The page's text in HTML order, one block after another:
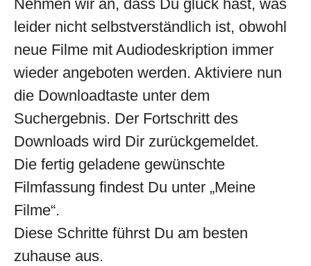
Nehmen wir an, dass Du glück hast, was
leider nicht selbstverständlich ist, obwohl
neue Filme mit Audiodeskription immer
wieder angeboten werden. Aktiviere nun
die Downloadtaste unter dem
Suchergebnis. Der Fortschritt des
Downloads wird Dir zurückgemeldet.
Die fertig geladene gewünschte
Filmfassung findest Du unter „Meine
Filme“.
Diese Schritte führst Du am besten
zuhause aus.